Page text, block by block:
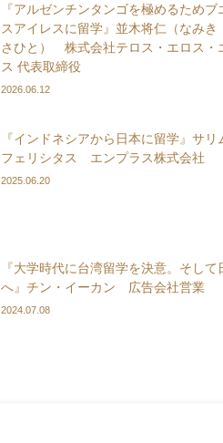
『アルゼンチンタンゴを極めるためブ
スアイレスに留学』並木将仁（なみき
さひと） 株式会社テロス・エロス・
ス 代表取締役
2026.06.12
『インドネシアから日本に留学』サリ
フェリシタス エンプラス株式会社
2025.06.20
『大学時代に台湾留学を決意。そして
へ』チン・イーカン 広告会社営業
2024.07.08